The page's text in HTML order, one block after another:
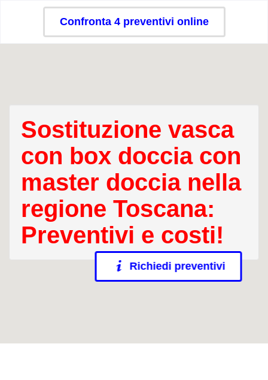
Confronta 4 preventivi online
Sostituzione vasca
con box doccia con
master doccia nella
regione Toscana:
Preventivi e costi!
Richiedi preventivi